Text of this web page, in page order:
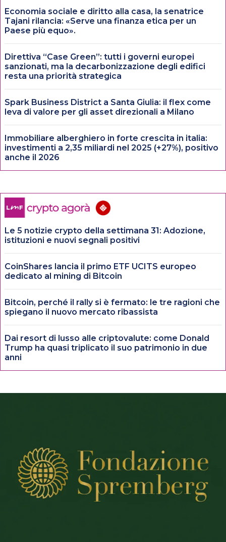
Economia sociale e diritto alla casa, la senatrice
Tajani rilancia: «Serve una finanza etica per un
Paese più equo».
Direttiva “Case Green”: tutti i governi europei
sanzionati, ma la decarbonizzazione degli edifici
resta una priorità strategica
Spark Business District a Santa Giulia: il flex come
leva di valore per gli asset direzionali a Milano
Immobiliare alberghiero in forte crescita in italia:
investimenti a 2,35 miliardi nel 2025 (+27%), positivo
anche il 2026
Le 5 notizie crypto della settimana 31: Adozione,
istituzioni e nuovi segnali positivi
CoinShares lancia il primo ETF UCITS europeo
dedicato al mining di Bitcoin
Bitcoin, perché il rally si è fermato: le tre ragioni che
spiegano il nuovo mercato ribassista
Dai resort di lusso alle criptovalute: come Donald
Trump ha quasi triplicato il suo patrimonio in due
anni